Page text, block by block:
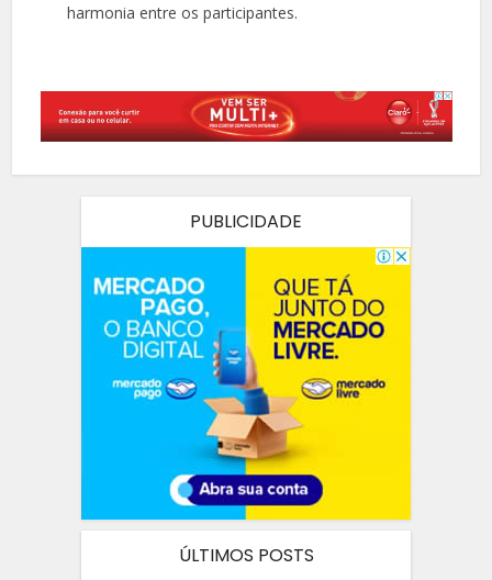
harmonia entre os participantes.
PUBLICIDADE
ÚLTIMOS POSTS